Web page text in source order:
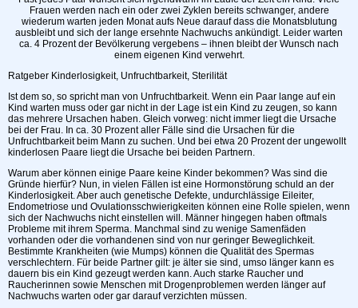
Frauen werden nach ein oder zwei Zyklen bereits schwanger, andere
wiederum warten jeden Monat aufs Neue darauf dass die Monatsblutung
ausbleibt und sich der lange ersehnte Nachwuchs ankündigt. Leider warten
ca. 4 Prozent der Bevölkerung vergebens – ihnen bleibt der Wunsch nach
einem eigenen Kind verwehrt.
Ratgeber Kinderlosigkeit, Unfruchtbarkeit, Sterilität
Ist dem so, so spricht man von Unfruchtbarkeit. Wenn ein Paar lange auf ein
Kind warten muss oder gar nicht in der Lage ist ein Kind zu zeugen, so kann
das mehrere Ursachen haben. Gleich vorweg: nicht immer liegt die Ursache
bei der Frau. In ca. 30 Prozent aller Fälle sind die Ursachen für die
Unfruchtbarkeit beim Mann zu suchen. Und bei etwa 20 Prozent der ungewollt
kinderlosen Paare liegt die Ursache bei beiden Partnern.
Warum aber können einige Paare keine Kinder bekommen? Was sind die
Gründe hierfür? Nun, in vielen Fällen ist eine Hormonstörung schuld an der
Kinderlosigkeit. Aber auch genetische Defekte, undurchlässige Eileiter,
Endometriose und Ovulationsschwierigkeiten können eine Rolle spielen, wenn
sich der Nachwuchs nicht einstellen will. Männer hingegen haben oftmals
Probleme mit ihrem Sperma. Manchmal sind zu wenige Samenfäden
vorhanden oder die vorhandenen sind von nur geringer Beweglichkeit.
Bestimmte Krankheiten (wie Mumps) können die Qualität des Spermas
verschlechtern. Für beide Partner gilt: je älter sie sind, umso länger kann es
dauern bis ein Kind gezeugt werden kann. Auch starke Raucher und
Raucherinnen sowie Menschen mit Drogenproblemen werden länger auf
Nachwuchs warten oder gar darauf verzichten müssen.